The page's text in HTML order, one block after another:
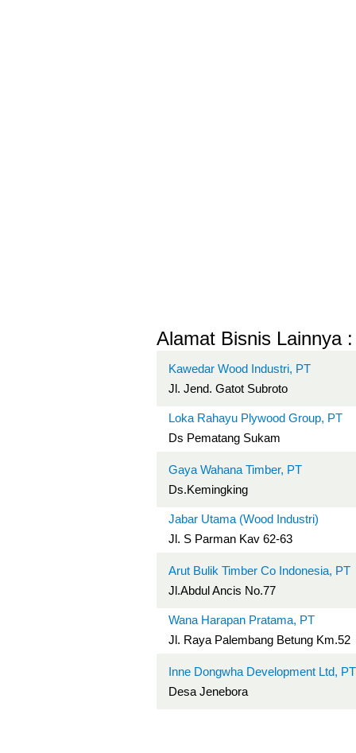
Alamat Bisnis Lainnya :
Kawedar Wood Industri, PT
Jl. Jend. Gatot Subroto
Loka Rahayu Plywood Group, PT
Ds Pematang Sukam
Gaya Wahana Timber, PT
Ds.Kemingking
Jabar Utama (Wood Industri)
Jl. S Parman Kav 62-63
Arut Bulik Timber Co Indonesia, PT
Jl.Abdul Ancis No.77
Wana Harapan Pratama, PT
Jl. Raya Palembang Betung Km.52
Inne Dongwha Development Ltd, PT
Desa Jenebora